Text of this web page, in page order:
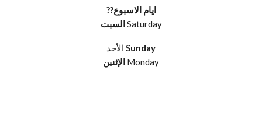
ايام الاسبوع??
Saturdayالسبت
Sunday الأحد
Monday الإثنين